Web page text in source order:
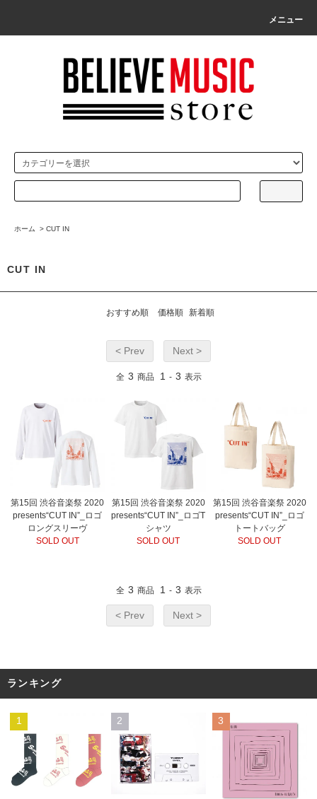
メニュー
ホーム > CUT IN
CUT IN
おすすめ順 価格順 新着順
< Prev Next >
全 3 商品 1 - 3 表示
第15回 渋谷音楽祭 2020
presents“CUT IN”_ロゴ
ロングスリーヴ
SOLD OUT
第15回 渋谷音楽祭 2020
presents“CUT IN”_ロゴT
シャツ
SOLD OUT
第15回 渋谷音楽祭 2020
presents“CUT IN”_ロゴ
トートバッグ
SOLD OUT
全 3 商品 1 - 3 表示
< Prev Next >
ランキング
1 2 3